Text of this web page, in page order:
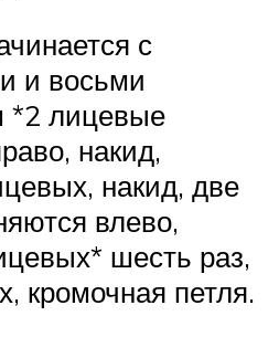
с
и восьми
*2 лицевые
накид,
накид, две
влево,
шесть раз,
кромочная петля.